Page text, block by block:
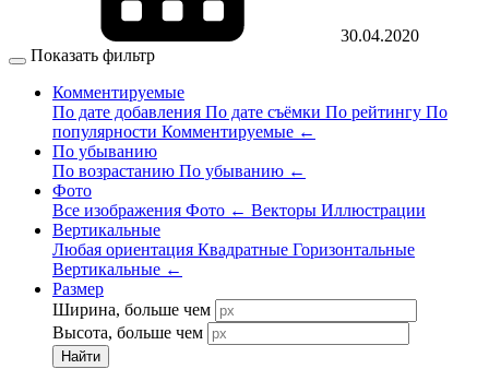
30.04.2020
Показать фильтр
Комментируемые
По дате добавления По дате съёмки По рейтингу По
популярности Комментируемые ←
По убыванию
По возрастанию По убыванию ←
Фото
Все изображения Фото ← Векторы Иллюстрации
Вертикальные
Любая ориентация Квадратные Горизонтальные
Вертикальные ←
Размер
Ширина, больше чем
Высота, больше чем
Найти